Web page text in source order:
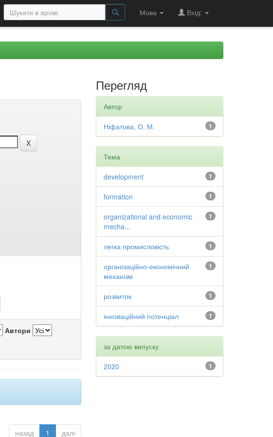
Мова Вхід:
Автори
назад 1 далі
Перегляд
Автор
1
Ніфатова, О. М.
Тема
1
development
1
formation
1
organizational and economic
mecha...
1
легка промисловість
1
організаційно-економічний
механізм
1
розвиток
1
інноваційний потенціал
за датою випуску
1
2020